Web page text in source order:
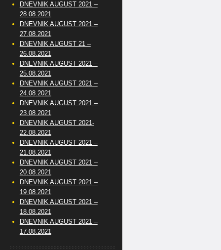
DNEVNIK AUGUST 2021 –
28.08.2021
DNEVNIK AUGUST 2021 –
27.08.2021
DNEVNIK AUGUST 21 –
26.08.2021
DNEVNIK AUGUST 2021 –
25.08.2021
DNEVNIK AUGUST 2021 –
24.08.2021
DNEVNIK AUGUST 2021 –
23.08.2021
DNEVNIK AUGUST 2021-
22.08.2021
DNEVNIK AUGUST 2021 –
21.08.2021
DNEVNIK AUGUST 2021 –
20.08.2021
DNEVNIK AUGUST 2021 –
19.08.2021
DNEVNIK AUGUST 2021 –
18.08.2021
DNEVNIK AUGUST 2021 –
17.08.2021